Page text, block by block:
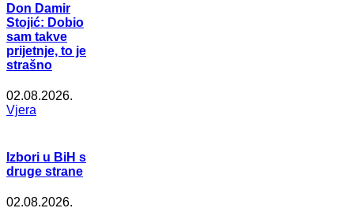
Don Damir
Stojić: Dobio
sam takve
prijetnje, to je
strašno
02.08.2026.
Vjera
Izbori u BiH s
druge strane
02.08.2026.